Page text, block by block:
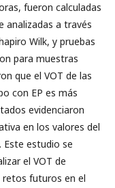
fueron calculadas
analizadas a través
Wilk, y pruebas
para muestras
que el VOT de las
con EP es más
evidenciaron
en los valores del
Este estudio se
el VOT de
retos futuros en el